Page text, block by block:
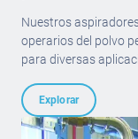
Nuestros
operarios del polvo
para diversas
Explorar